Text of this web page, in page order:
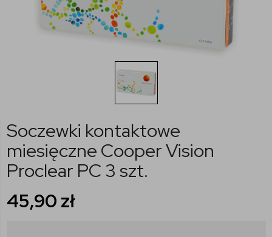
Soczewki kontaktowe
miesięczne Cooper Vision
Proclear PC 3 szt.
45,90 zł